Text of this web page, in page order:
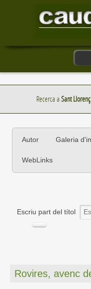
Recerca a Sant
Autor Galeria
WebLinks
Escriu part del títol
Rovires, avenc